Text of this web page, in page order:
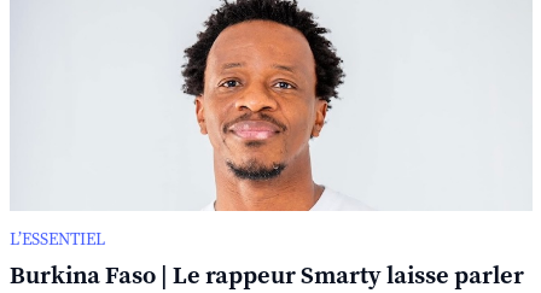
L’ESSENTIEL
Burkina Faso | Le rappeur Smarty laisse parler